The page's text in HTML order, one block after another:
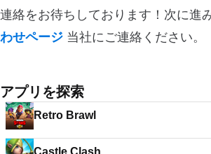
連絡をお待ちしております！次に進
わせページ 当社にご連絡ください。
アプリを探索
Retro Brawl
Castle Clash